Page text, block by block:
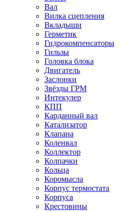
Вал
Вилка сцепления
Вкладыши
Герметик
Гидрокомпенсаторы
Гильзы
Головка блока
Двигатель
Заслонки
Звёзды ГРМ
Интекулер
КПП
Карданный вал
Катализатор
Клапана
Коленвал
Коллектор
Колпачки
Кольца
Коромысла
Корпус термостата
Корпуса
Крестовины